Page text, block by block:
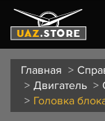
Главная
Двигатель
Головка